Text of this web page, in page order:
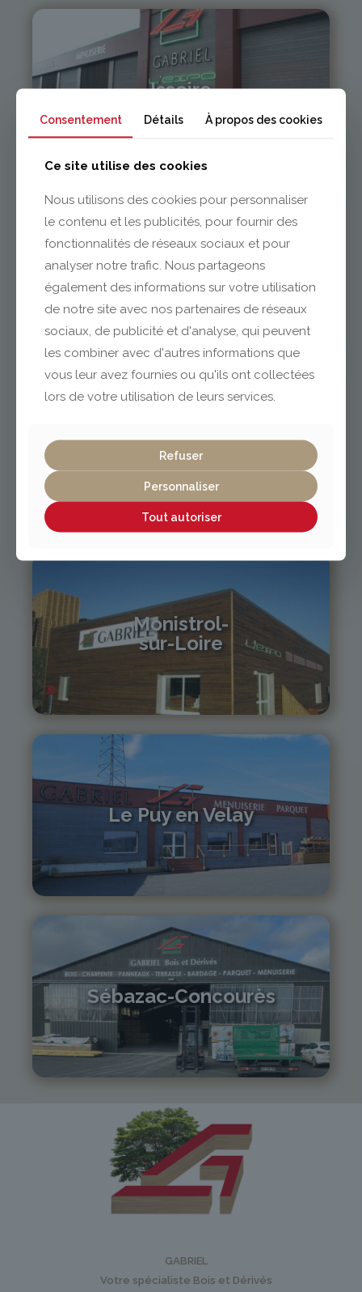
Issoire
Clermont-Ferrand
04 73 42 18 38
lexpo@gabriel-sa.fr
Vichy / Cusset
04 70 97 56 39
cusset@gabriel-sa.fr
Monistrol-
sur-Loire
monistrol@gabriel-sa.fr
Le Puy en Velay
04 71 01 13 30
lepuy@gabriel-sa.fr
Sébazac-Concourès
05 81 55 83 89
monistrol@gabriel-sa.fr
GABRIEL
Votre spécialiste Bois et Dérivés
Consentement Détails À propos des cookies
Ce site utilise des cookies
Nous utilisons des cookies pour personnaliser
le contenu et les publicités, pour fournir des
fonctionnalités de réseaux sociaux et pour
analyser notre trafic. Nous partageons
également des informations sur votre utilisation
de notre site avec nos partenaires de réseaux
sociaux, de publicité et d'analyse, qui peuvent
les combiner avec d'autres informations que
vous leur avez fournies ou qu'ils ont collectées
lors de votre utilisation de leurs services.
Refuser
Personnaliser
Tout autoriser